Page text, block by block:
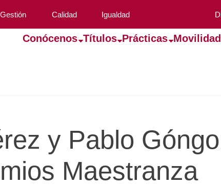
Gestión Calidad Igualdad
Conócenos Títulos Prácticas Movilidad
y Pablo
Maestranza